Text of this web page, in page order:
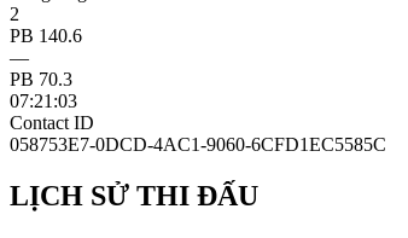
2
PB 140.6
—
PB 70.3
07:21:03
Contact ID
058753E7-0DCD-4AC1-9060-6CFD1EC5585C
LỊCH SỬ THI ĐẤU